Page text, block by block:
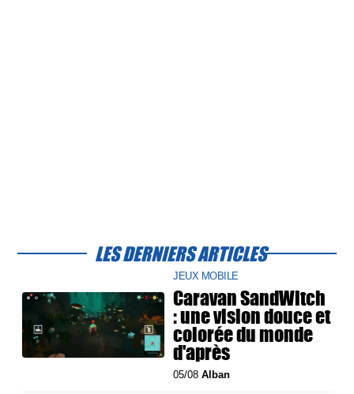
LES DERNIERS ARTICLES
JEUX MOBILE
Caravan SandWitch
: une vision douce et
colorée du monde
d'après
05/08Alban